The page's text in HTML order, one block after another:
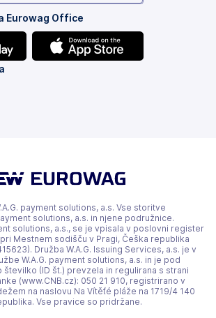
Eurowag Office
payment solutions, a.s. Vse storitve
solutions, a.s. in njene podružnice.
solutions, a.s., se je vpisala v poslovni register
Mestnem sodišču v Pragi, Češka republika
Družba W.A.G. Issuing Services, a.s. je v
W.A.G. payment solutions, a.s. in je pod
(ID št.) prevzela in regulirana s strani
(www.CNB.cz): 050 21 910, registrirano v
na naslovu Na Vítěťé pláže na 1719/4 140
Vse pravice so pridržane.